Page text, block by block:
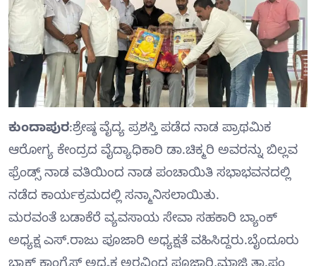
ಕುಂದಾಪುರ:ಶ್ರೇಷ್ಠ ವೈದ್ಯ ಪ್ರಶಸ್ತಿ ಪಡೆದ ನಾಡ ಪ್ರಾಥಮಿಕ
ಆರೋಗ್ಯ ಕೇಂದ್ರದ ವೈದ್ಯಾಧಿಕಾರಿ ಡಾ.ಚಿಕ್ಮರಿ ಅವರನ್ನು ಬಿಲ್ಲವ
ಫ್ರೆಂಡ್ಸ್ ನಾಡ ವತಿಯಿಂದ ನಾಡ ಪಂಚಾಯಿತಿ ಸಭಾಭವನದಲ್ಲಿ
ನಡೆದ ಕಾರ್ಯಕ್ರಮದಲ್ಲಿ ಸನ್ಮಾನಿಸಲಾಯಿತು.
ಮರವಂತೆ ಬಡಾಕೆರೆ ವ್ಯವಸಾಯ ಸೇವಾ ಸಹಕಾರಿ ಬ್ಯಾಂಕ್
ಅಧ್ಯಕ್ಷ ಎಸ್.ರಾಜು ಪೂಜಾರಿ ಅಧ್ಯಕ್ಷತೆ ವಹಿಸಿದ್ದರು.ಬೈಂದೂರು